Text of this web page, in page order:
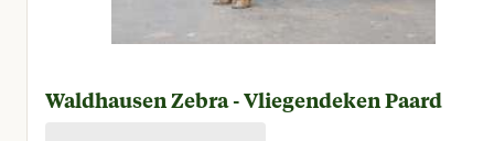
Waldhausen Zebra - Vliegendeken Paard